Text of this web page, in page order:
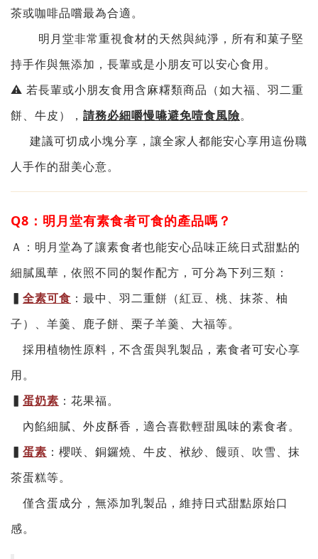
茶或咖啡品嚐最為合適。
明月堂非常重視食材的天然與純淨，所有和菓子堅
持手作與無添加，長輩或是小朋友可以安心食用。
⚠️ 若長輩或小朋友食用含麻糬類商品（如大福、羽二重
餅、牛皮）， 請務必細嚼慢嚥避免噎食風險。
建議可切成小塊分享，讓全家人都能安心享用這份職
人手作的甜美心意。
Q8：明月堂有素食者可食的產品嗎？
Ａ ： 明月堂為了讓素食者也能安心品味正統日式甜點的
細膩風華， 依照不同的製作配方， 可分為下列三類：
▍ 全素可食 ：最中、羽二重餅（紅豆、桃、抹茶、柚
子）、羊羹、鹿子餅、栗子羊羹、大福等。
採用植物性原料，不含蛋與乳製品，素食者可安心享
用。
▍ 蛋奶素 ：花果福。
內餡細膩、外皮酥香，適合喜歡輕甜風味的素食者。
▍ 蛋素 ：櫻咲、銅鑼燒、牛皮、袱紗、饅頭、吹雪、抹
茶蛋糕等。
僅含蛋成分，無添加乳製品，維持日式甜點原始口
感。